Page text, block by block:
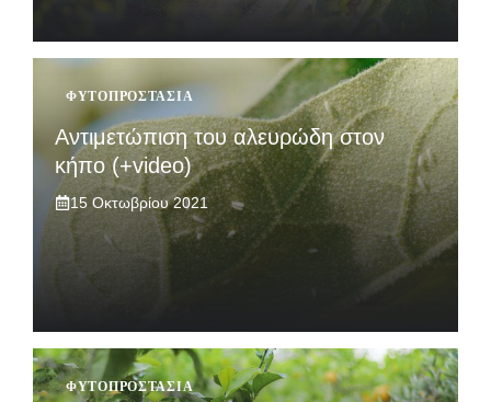
ΦΥΤΟΠΡΟΣΤΑΣΊΑ
Αντιμετώπιση του αλευρώδη στον
κήπο (+video)
15 Οκτωβρίου 2021
ΦΥΤΟΠΡΟΣΤΑΣΊΑ